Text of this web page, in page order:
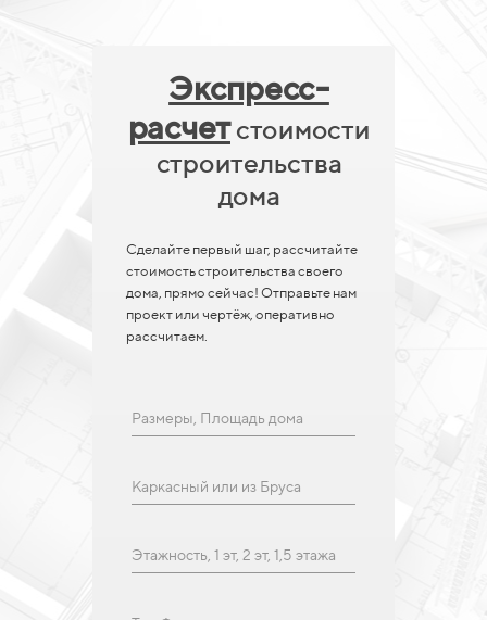
Экспресс-
расчетстоимости
строительства
дома
Сделайте первый шаг, рассчитайте
стоимость строительства своего
дома, прямо сейчас! Отправьте нам
проект или чертёж, оперативно
рассчитаем.
Размеры, Площадь дома
Каркасный или из Бруса
Этажность, 1 эт, 2 эт, 1,5 этажа